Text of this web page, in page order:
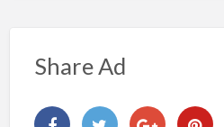
Share Ad